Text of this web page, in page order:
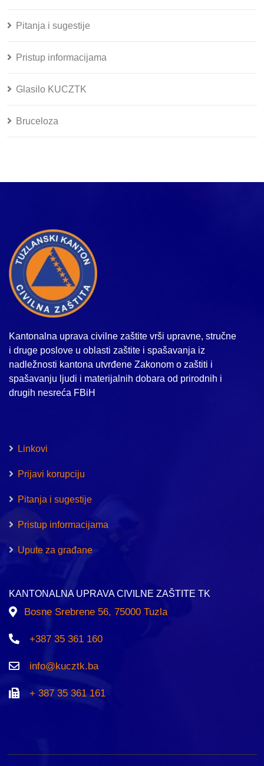
Pitanja i sugestije
Pristup informacijama
Glasilo KUCZTK
Bruceloza
Kantonalna uprava civilne zaštite vrši upravne, stručne
i druge poslove u oblasti zaštite i spašavanja iz
nadležnosti kantona utvrđene Zakonom o zaštiti i
spašavanju ljudi i materijalnih dobara od prirodnih i
drugih nesreća FBiH
Linkovi
Prijavi korupciju
Pitanja i sugestije
Pristup informacijama
Upute za građane
KANTONALNA UPRAVA CIVILNE ZAŠTITE TK
Bosne Srebrene 56, 75000 Tuzla
+387 35 361 160
info@kucztk.ba
+ 387 35 361 161